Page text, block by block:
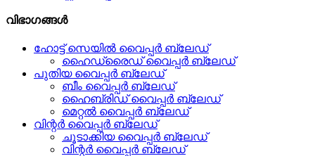
വിഭാഗങ്ങൾ
ഹോട്ട് സെയിൽ വൈപ്പർ ബ്ലേഡ്
ഹൈഡ്രൈഡ് വൈപ്പർ ബ്ലേഡ്
പുതിയ വൈപ്പർ ബ്ലേഡ്
ബീം വൈപ്പർ ബ്ലേഡ്
ഹൈബ്രിഡ് വൈപ്പർ ബ്ലേഡ്
മെറ്റൽ വൈപ്പർ ബ്ലേഡ്
വിന്റർ വൈപ്പർ ബ്ലേഡ്
ചൂടാക്കിയ വൈപ്പർ ബ്ലേഡ്
വിന്റർ വൈപ്പർ ബ്ലേഡ്